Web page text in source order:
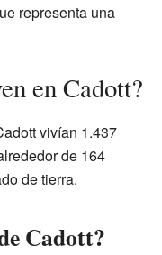
representa una
en Cadott?
vivían 1.437
de 164
de tierra.
Cadott?